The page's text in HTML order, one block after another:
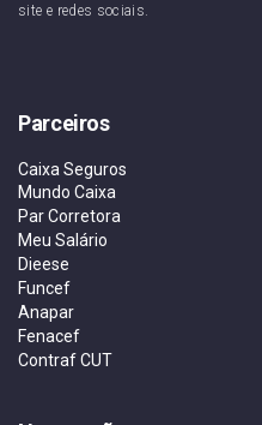
site e redes sociais.
Parceiros
Caixa Seguros
Mundo Caixa
Par Corretora
Meu Salário
Dieese
Funcef
Anapar
Fenacef
Contraf CUT